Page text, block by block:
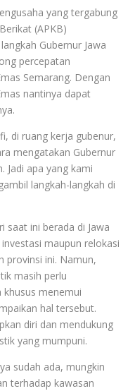
yang tergabung
(APKB)
Gubernur Jawa
percepatan
Semarang. Dengan
nantinya dapat
di ruang kerja gubenur,
mengatakan Gubernur
Jadi apa yang kami
langkah-langkah di
saat ini berada di Jawa
maupun relokasi
provinsi ini. Namun,
masih perlu
khusus menemui
hal tersebut.
diri dan mendukung
yang mumpuni.
sudah ada, mungkin
terhadap kawasan